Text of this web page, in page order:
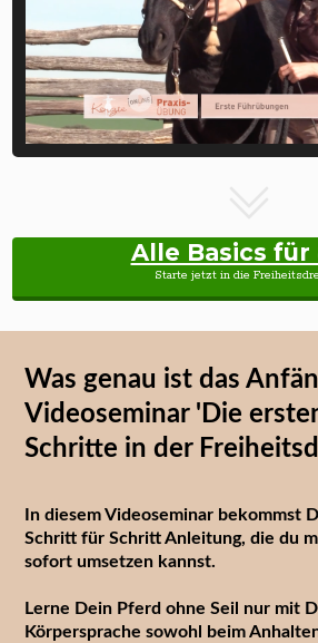
Alle Basics für
Starte jetzt in die
Was genau ist das
Videoseminar 'Die
Schritte in der
In diesem Videoseminar bekommst
Schritt für Schritt Anleitung, die du
sofort umsetzen kannst.
Lerne Dein Pferd ohne Seil nur mit
Körpersprache sowohl
beim